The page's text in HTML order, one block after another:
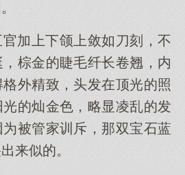
加上下颌上敛如刀刻，不
棕金的睫毛纤长卷翘，内
外精致，头发在顶光的照
的灿金色，略显凌乱的发
被管家训斥，那双宝石蓝
来似的。